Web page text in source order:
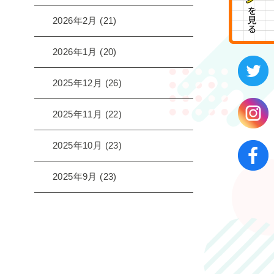
2026年2月 (21)
2026年1月 (20)
2025年12月 (26)
2025年11月 (22)
2025年10月 (23)
2025年9月 (23)